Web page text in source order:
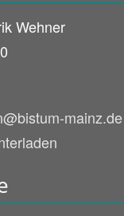
Wehner
mainz.de